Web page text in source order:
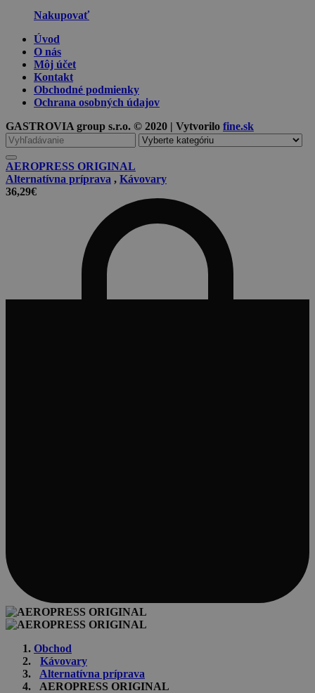
Nakupovať
Úvod
O nás
Môj účet
Kontakt
Obchodné podmienky
Ochrana osobných údajov
GASTROVIA group s.r.o. © 2020 | Vytvorilo fine.sk
Vyhľadávanie
pre
AEROPRESS ORIGINAL
Alternatívna príprava , Kávovary
36,29€
Obchod
Kávovary
Alternatívna príprava
AEROPRESS ORIGINAL